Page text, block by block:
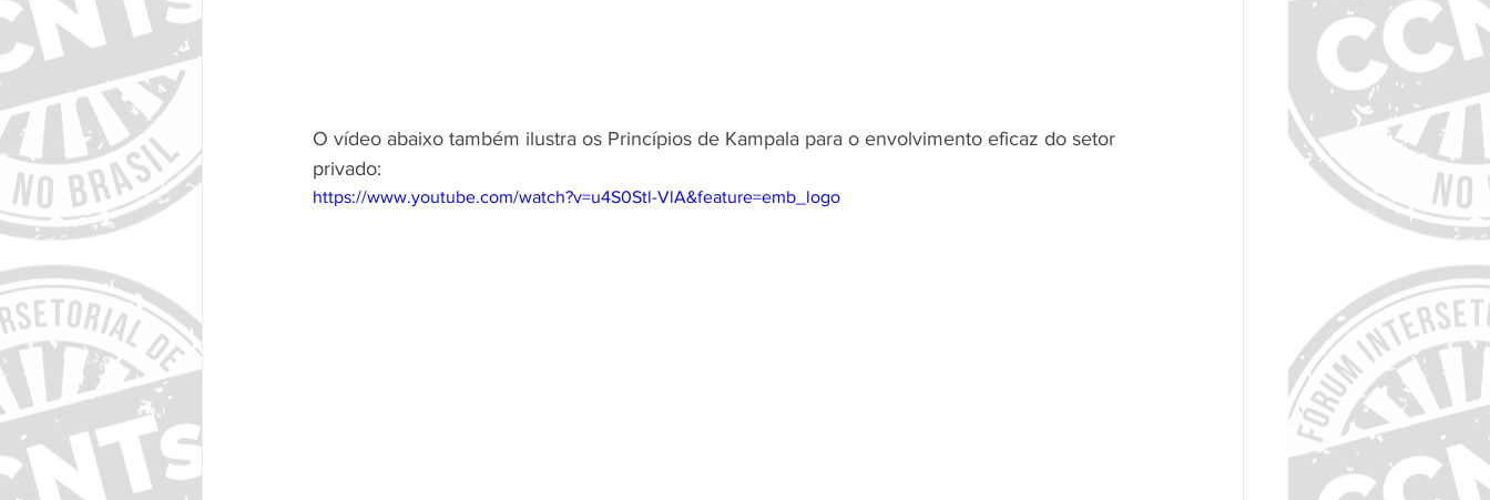
O vídeo abaixo também ilustra os Princípios de Kampala para o envolvimento eficaz do setor
privado:
https://www.youtube.com/watch?v=u4S0Stl-VlA&feature=emb_logo